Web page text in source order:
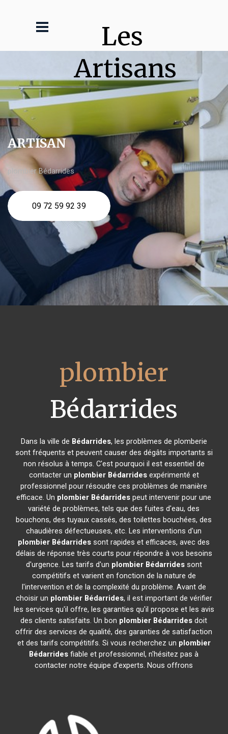
Les
Artisans
ARTISAN
plombier Bédarrides
09 72 59 92 39
plombier
Bédarrides
Dans la ville de Bédarrides, les problèmes de plomberie
sont fréquents et peuvent causer des dégâts importants si
non résolus à temps. C'est pourquoi il est essentiel de
contacter un plombier Bédarridesexpérimenté et
professionnel pour résoudre ces problèmes de manière
efficace. Un plombier Bédarrides peut intervenir pour une
variété de problèmes, tels que des fuites d'eau, des
bouchons, des tuyaux cassés, des toilettes bouchées, des
chaudières défectueuses, etc. Les interventions d'un
plombier Bédarrides sont rapides et efficaces, avec des
délais de réponse très courts pour répondre à vos besoins
d'urgence. Les tarifs d'un plombier Bédarridessont
compétitifs et varient en fonction de la nature de
l'intervention et de la complexité du problème. Avant de
choisir un plombier Bédarrides, il est important de vérifier
les services qu'il offre, les garanties qu'il propose et les avis
des clients satisfaits. Un bon plombier Bédarrides doit
offrir des services de qualité, des garanties de satisfaction
et des tarifs compétitifs. Si vous recherchez un plombier
Bédarrides fiable et professionnel, n'hésitez pas à
contacter notre équipe d'experts. Nous offrons